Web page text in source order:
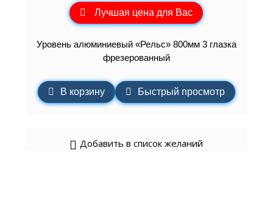
Лучшая цена для Вас
Уровень алюминиевый «Рельс» 800мм 3 глазка
фрезерованный
В корзину Быстрый просмотр
Добавить в список желаний